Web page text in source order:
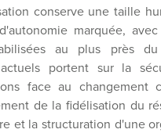
conserve une taille
marquée,
au plus près
portent sur la
face au changement
de la fidélisation du
et la structuration d'une